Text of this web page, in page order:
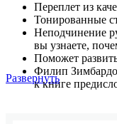
Переплет из
Тонированные
Неподчинение
вы узнаете,
Поможет
Филип Зимбардо
к книге
Развернуть